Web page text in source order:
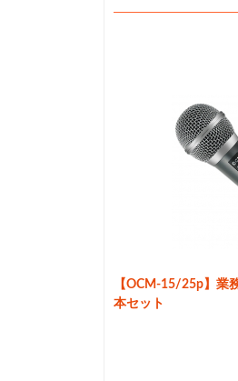
【OCM-15/25p】業
本セット